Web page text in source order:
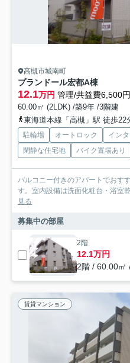
高槻市城南町
プランドール宏都A棟
12.1万円 管理/共益費6,500円
60.00㎡ (2LDK) /築9年 /3階建
東海道本線「高槻」駅 徒歩22
駐輪場 オートロック イン
閑静な住宅地
バイク置場あり
バルコニー付きのアパートでおす
す。室内設備は洗面化粧台・浴室
見る
募集中の部屋
2階
12.1万円
2階 / 60.00㎡
賃貸マンション